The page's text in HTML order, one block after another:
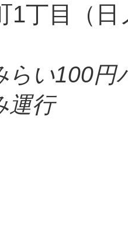
1丁目（
い100円
運行